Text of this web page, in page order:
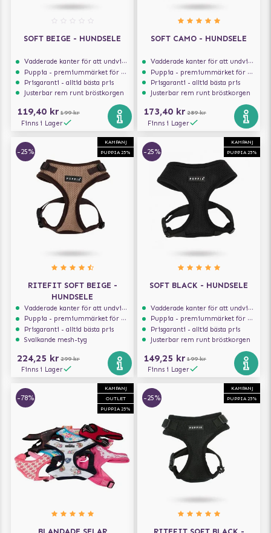
SOFT BEIGE - HUNDSELE
Vadderade kanter för att undvika skav
Puppia - premiummärket för hundselar
Prisgaranti - alltid bästa pris
Justerbar rem runt bröstkorgen
119,40 kr 199 kr
Finns i Lager
SOFT CAMO - HUNDSELE
Vadderade kanter för att undvika skav
Puppia - premiummärket för hundselar
Prisgaranti - alltid bästa pris
Justerbar rem runt bröstkorgen
173,40 kr 289 kr
Finns i Lager
KAMPANJ
PUPPIA 25%
-25%
RITEFIT SOFT BEIGE -
HUNDSELE
Vadderade kanter för att undvika skav
Puppia - premiummärket för hundselar
Prisgaranti - alltid bästa pris
Svalkande mesh-tyg
224,25 kr 299 kr
Finns i Lager
KAMPANJ
PUPPIA 25%
-25%
SOFT BLACK - HUNDSELE
Vadderade kanter för att undvika skav
Puppia - premiummärket för hundselar
Prisgaranti - alltid bästa pris
Justerbar rem runt bröstkorgen
149,25 kr 199 kr
Finns i Lager
KAMPANJ
OUTLET
PUPPIA 25%
-78%
KAMPANJ
PUPPIA 25%
-25%